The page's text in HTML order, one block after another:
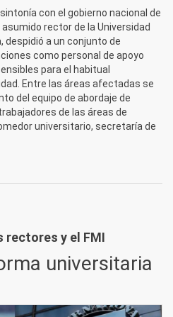
con el gobierno nacional de
rector de la Universidad
despidió a un conjunto de
como personal de apoyo
para el habitual
Entre las áreas afectadas se
del equipo de abordaje de
de las áreas de
universitario, secretaría de
Nacional de Salta
rectores y el FMI
universitaria